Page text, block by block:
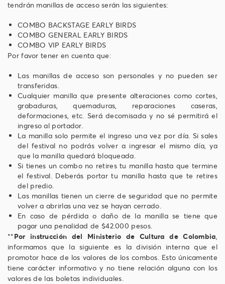
tendrán manillas de acceso serán las siguientes:
COMBO BACKSTAGE EARLY BIRDS
COMBO GENERAL EARLY BIRDS
COMBO VIP EARLY BIRDS
Por favor tener en cuenta que:
Las manillas de acceso son personales y no pueden ser
transferidas.
Cualquier manilla que presente alteraciones como cortes,
grabaduras, quemaduras, reparaciones caseras,
deformaciones, etc. Será decomisada y no sé permitirá el
ingreso al portador.
La manilla solo permite el ingreso una vez por día. Si sales
del festival no podrás volver a ingresar el mismo día, ya
que la manilla quedará bloqueada.
Si tienes un combo no retires tu manilla hasta que termine
el festival. Deberás portar tu manilla hasta que te retires
del predio.
Las manillas tienen un cierre de seguridad que no permite
volver a abrirlas una vez se hayan cerrado.
En caso de pérdida o daño de la manilla se tiene que
pagar una penalidad de $42.000 pesos.
**Por instrucción del Ministerio de Cultura de Colombia,
informamos que la siguiente es la división interna que el
promotor hace de los valores de los combos. Esto únicamente
tiene carácter informativo y no tiene relación alguna con los
valores de las boletas individuales.